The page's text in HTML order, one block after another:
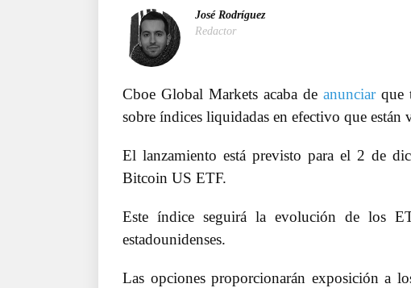
José Rodríguez
Redactor
Cboe Global Markets acaba de anunciarque
sobre índices liquidadas en efectivo que
El lanzamiento está previsto para el 2 de
Bitcoin US ETF.
Este índice seguirá la evolución de los
estadounidenses.
Las opciones proporcionarán exposición a